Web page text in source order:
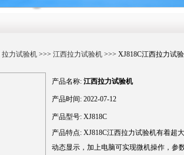
拉力试验机>>> 江西拉力试验机>>> XJ818C江西拉力试
产品名称: 江西拉力试验机
产品时间: 2022-07-12
产品型号: XJ818C
产品特点: XJ818C江西拉力试验机有着超
动态显示，加上电脑可实现微机操作，参